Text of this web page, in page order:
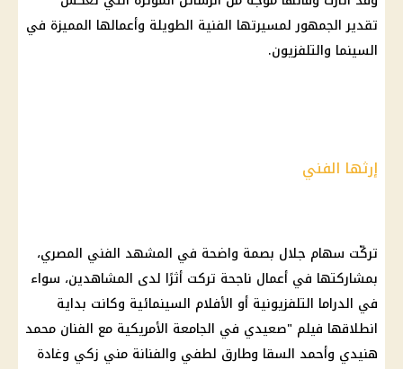
تقدير الجمهور لمسيرتها الفنية الطويلة وأعمالها المميزة في
السينما والتلفزيون.
إرثها الفني
تركّت سهام جلال بصمة واضحة في المشهد الفني المصري،
بمشاركتها في أعمال ناجحة تركت أثرًا لدى المشاهدين، سواء
في الدراما التلفزيونية أو الأفلام السينمائية وكانت بداية
انطلاقها فيلم "صعيدي في الجامعة الأمريكية مع الفنان محمد
هنيدي وأحمد السقا وطارق لطفي والفنانة مني زكي وغادة